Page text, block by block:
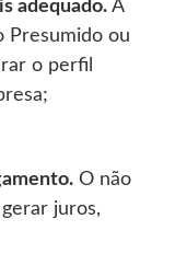
adequado. A
Presumido ou
o perfil
O não
juros,